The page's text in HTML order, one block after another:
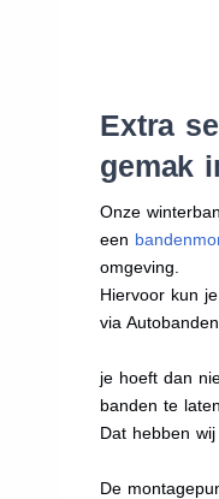
Extra
gemak
Onze
een
omgeving.
Hiervoor kun
via
je hoeft dan
banden te
Dat hebben
De